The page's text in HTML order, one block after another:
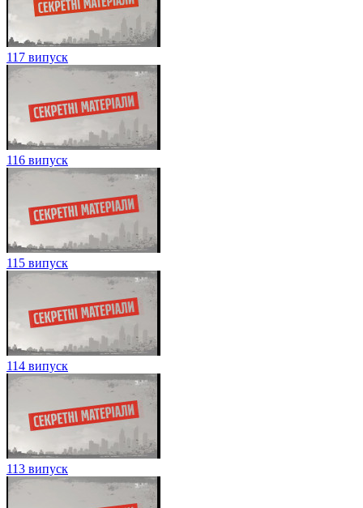
117 випуск
116 випуск
115 випуск
114 випуск
113 випуск